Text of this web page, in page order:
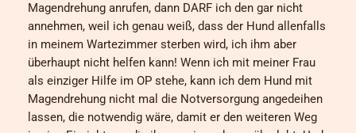
Magendrehung anrufen, dann DARF ich den gar nicht
annehmen, weil ich genau weiß, dass der Hund allenfalls
in meinem Wartezimmer sterben wird, ich ihm aber
überhaupt nicht helfen kann! Wenn ich mit meiner Frau
als einziger Hilfe im OP stehe, kann ich dem Hund mit
Magendrehung nicht mal die Notversorgung angedeihen
lassen, die notwendig wäre, damit er den weiteren Weg